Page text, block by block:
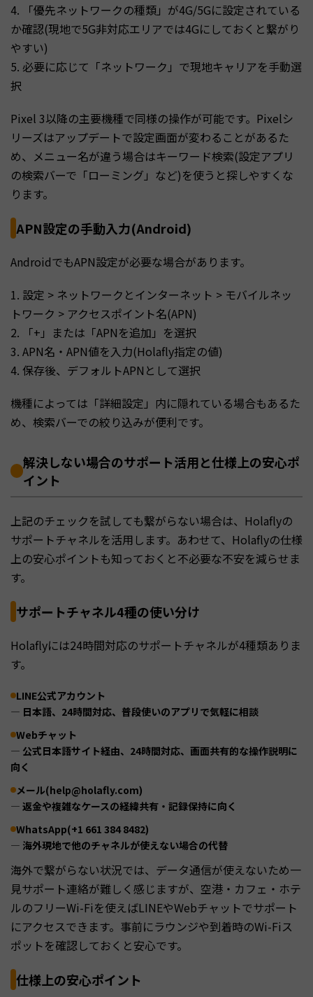
4. 「優先ネットワークの種類」が4G/5Gに設定されている
か確認(現地で5G非対応エリアでは4Gにしておくと繋がり
やすい)
5. 必要に応じて「ネットワーク」で現地キャリアを手動選
択
Pixel 3以降の主要機種で同様の操作が可能です。Pixelシ
リーズはアップデートで設定画面が変わることがあるた
め、メニュー名が違う場合はキーワード検索(設定アプリ
の検索バーで「ローミング」など)を使うと探しやすくな
ります。
APN設定の手動入力(Android)
AndroidでもAPN設定が必要な場合があります。
1. 設定 > ネットワークとインターネット > モバイルネッ
トワーク > アクセスポイント名(APN)
2. 「+」または「APNを追加」を選択
3. APN名・APN値を入力(Holafly指定の値)
4. 保存後、デフォルトAPNとして選択
機種によっては「詳細設定」内に隠れている場合もあるた
め、検索バーでの絞り込みが便利です。
解決しない場合のサポート活用と仕様上の安心ポ
イント
上記のチェックを試しても繋がらない場合は、Holaflyの
サポートチャネルを活用します。あわせて、Holaflyの仕様
上の安心ポイントも知っておくと不必要な不安を減らせま
す。
サポートチャネル4種の使い分け
Holaflyには24時間対応のサポートチャネルが4種類ありま
す。
LINE公式アカウント
— 日本語、24時間対応、普段使いのアプリで気軽に相談
Webチャット
— 公式日本語サイト経由、24時間対応、画面共有的な操作説明に
向く
メール(help@holafly.com)
— 返金や複雑なケースの経緯共有・記録保持に向く
WhatsApp(+1 661 384 8482)
— 海外現地で他のチャネルが使えない場合の代替
海外で繋がらない状況では、データ通信が使えないため一
見サポート連絡が難しく感じますが、空港・カフェ・ホテ
ルのフリーWi-Fiを使えばLINEやWebチャットでサポート
にアクセスできます。事前にラウンジや到着時のWi-Fiス
ポットを確認しておくと安心です。
仕様上の安心ポイント